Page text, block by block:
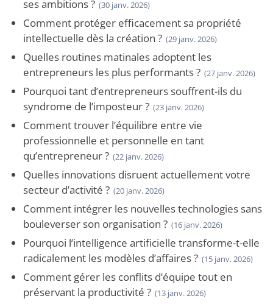
ses ambitions ? (30 janv. 2026)
Comment protéger efficacement sa propriété
intellectuelle dès la création ? (29 janv. 2026)
Quelles routines matinales adoptent les
entrepreneurs les plus performants ? (27 janv. 2026)
Pourquoi tant d’entrepreneurs souffrent-ils du
syndrome de l’imposteur ? (23 janv. 2026)
Comment trouver l’équilibre entre vie
professionnelle et personnelle en tant
qu’entrepreneur ? (22 janv. 2026)
Quelles innovations disruent actuellement votre
secteur d’activité ? (20 janv. 2026)
Comment intégrer les nouvelles technologies sans
bouleverser son organisation ? (16 janv. 2026)
Pourquoi l’intelligence artificielle transforme-t-elle
radicalement les modèles d’affaires ? (15 janv. 2026)
Comment gérer les conflits d’équipe tout en
préservant la productivité ? (13 janv. 2026)